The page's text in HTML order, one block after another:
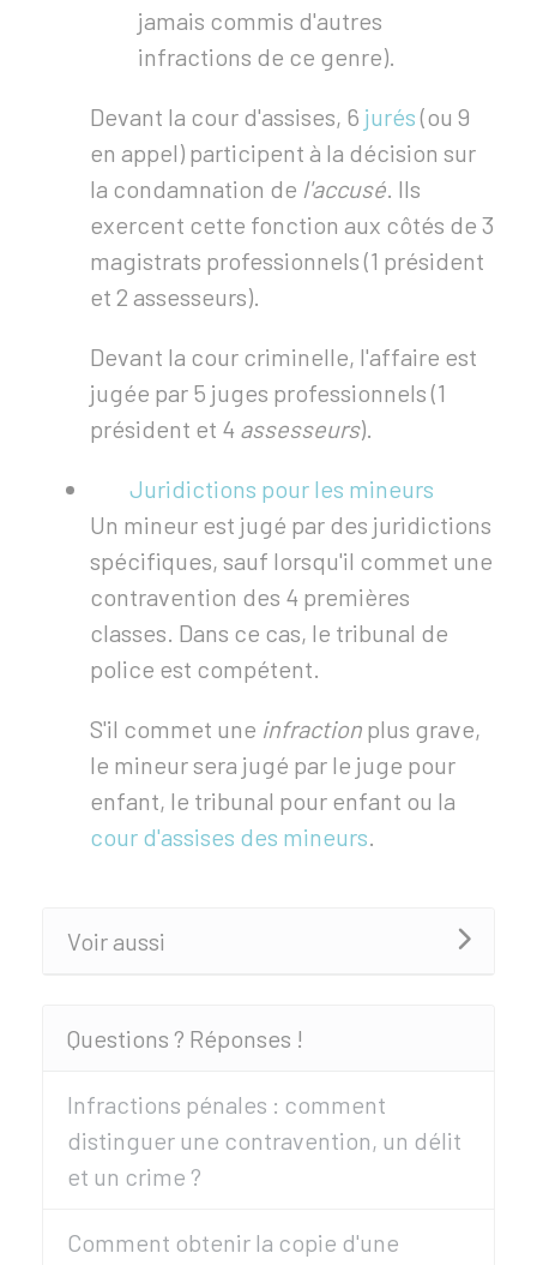
jamais commis d'autres
infractions de ce genre).
Devant la cour d'assises, 6 jurés(ou 9
en appel) participent à la décision sur
la condamnation de l'accusé. Ils
exercent cette fonction aux côtés de 3
magistrats professionnels (1 président
et 2 assesseurs).
Devant la cour criminelle, l'affaire est
jugée par 5 juges professionnels (1
président et 4 assesseurs).
Juridictions pour les mineurs
Un mineur est jugé par des juridictions
spécifiques, sauf lorsqu'il commet une
contravention des 4 premières
classes. Dans ce cas, le tribunal de
police est compétent.
S'il commet une infraction plus grave,
le mineur sera jugé par le juge pour
enfant, le tribunal pour enfant ou la
cour d'assises des mineurs.
Voir aussi
Questions ? Réponses !
Infractions pénales : comment
distinguer une contravention, un délit
et un crime ?
Comment obtenir la copie d'une